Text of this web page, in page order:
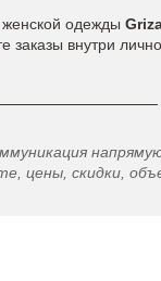
женской одежды
заказы внутри
цены, скидки,